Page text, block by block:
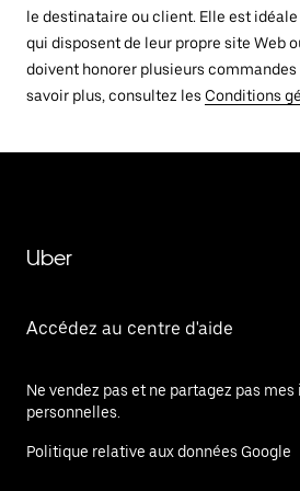
le destinataire ou client. Elle est
qui disposent de leur propre site Web
doivent honorer plusieurs commandes
savoir plus, consultez les Conditions
Uber
Accédez au centre d'aide
Ne vendez pas et ne partagez pas
personnelles.
Politique relative aux données Google